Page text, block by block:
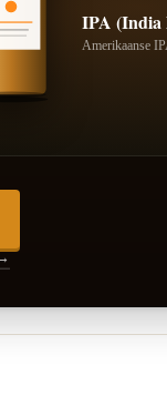
IPA (India
Amerikaanse